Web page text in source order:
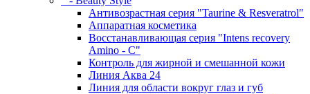
Антивозрастная серия "Taurine & Resveratrol"
Аппаратная косметика
Восстанавливающая серия "Intens recovery
Amino - C"
Контроль для жирной и смешанной кожи
Линия Аква 24
Линия для области вокруг глаз и губ